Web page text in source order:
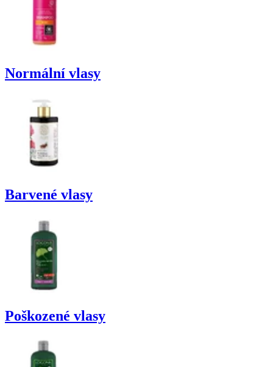
Normální vlasy
Barvené vlasy
Poškozené vlasy